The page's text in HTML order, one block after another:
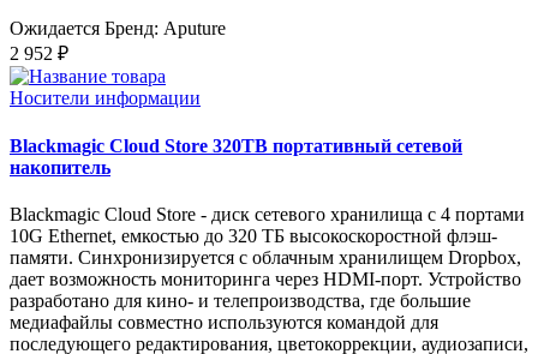
Ожидается Бренд: Aputure
2 952 ₽
Носители информации
Blackmagic Cloud Store 320TB портативный сетевой
накопитель
Blackmagic Cloud Store - диск сетевого хранилища с 4 портами
10G Ethernet, емкостью до 320 ТБ высокоскоростной флэш-
памяти. Синхронизируется с облачным хранилищем Dropbox,
дает возможность мониторинга через HDMI-порт. Устройство
разработано для кино- и телепроизводства, где большие
медиафайлы совместно используются командой для
последующего редактирования, цветокоррекции, аудиозаписи,